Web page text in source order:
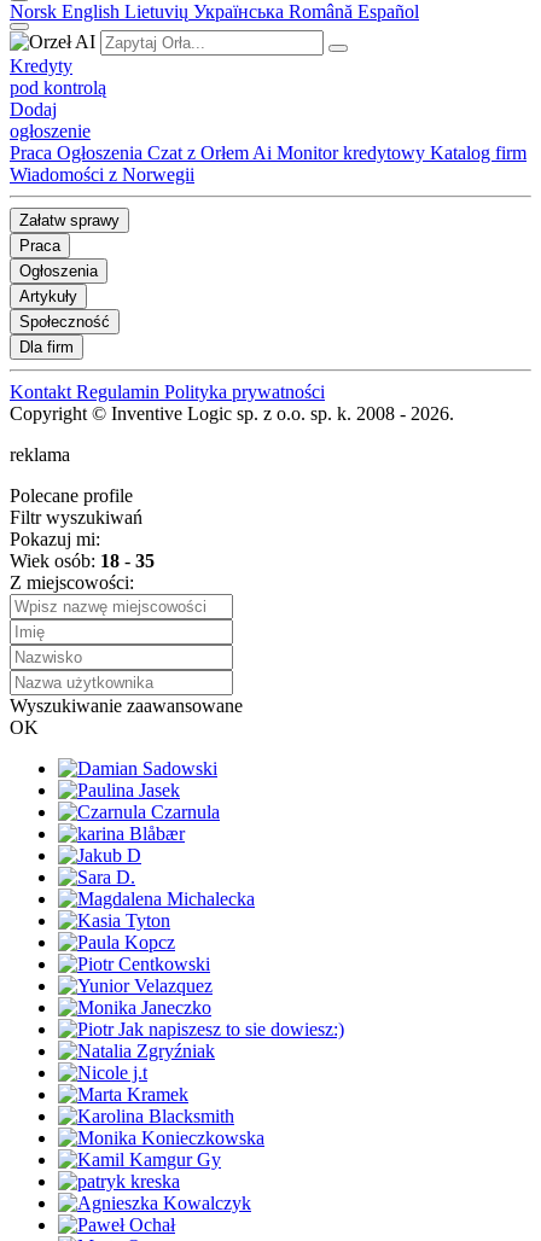
Norsk English Lietuvių Українська Română Español
Kredyty
pod kontrolą
Dodaj
ogłoszenie
Praca Ogłoszenia Czat z Orłem Ai Monitor kredytowy Katalog firm
Wiadomości z Norwegii
Załatw sprawy
Praca
Ogłoszenia
Artykuły
Społeczność
Dla firm
Kontakt Regulamin Polityka prywatności
Copyright © Inventive Logic sp. z o.o. sp. k. 2008 - 2026.
reklama
Polecane profile
Filtr wyszukiwań
Pokazuj mi:
Wiek osób: 18 - 35
Z miejscowości:
Wyszukiwanie zaawansowane
OK